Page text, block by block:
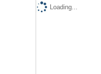
Loading...